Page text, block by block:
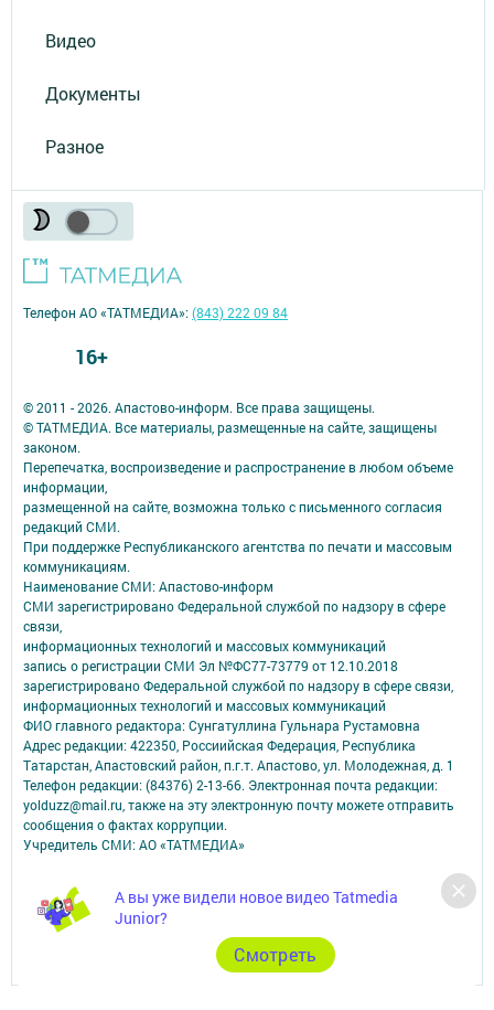
Видео
Документы
Разное
А вы уже видели новое видео Tatmedia
Junior?
Cмотреть
© 2011 - 2026. Апастово-информ. Все права защищены.
© ТАТМЕДИА. Все материалы, размещенные на сайте, защищены
законом.
Перепечатка, воспроизведение и распространение в любом объеме
информации,
размещенной на сайте, возможна только с письменного согласия
редакций СМИ.
При поддержке Республиканского агентства по печати и массовым
коммуникациям.
Наименование СМИ: Апастово-информ
СМИ зарегистрировано Федеральной службой по надзору в сфере
связи,
информационных технологий и массовых коммуникаций
запись о регистрации СМИ Эл №ФС77-73779 от 12.10.2018
зарегистрировано Федеральной службой по надзору в сфере связи,
информационных технологий и массовых коммуникаций
ФИО главного редактора: Сунгатуллина Гульнара Рустамовна
Адрес редакции: 422350, Россиийская Федерация, Республика
Татарстан, Апастовский район, п.г.т. Апастово, ул. Молодежная, д. 1
Телефон редакции: (84376) 2-13-66. Электронная почта редакции:
yolduzz@mail.ru, также на эту электронную почту можете отправить
сообщения о фактах коррупции.
Учредитель СМИ: АО «ТАТМЕДИА»
Антикоррупционная политика
АО «ТАТМЕДИА» использует «cookie»для персонализации сервисов и
удобства пользователей сайтом.
Использование «cookie» можно отменить в настройках браузера.
Политика конфиденциальности
Телефон АО «ТАТМЕДИА»:(843) 222 09 84
16+